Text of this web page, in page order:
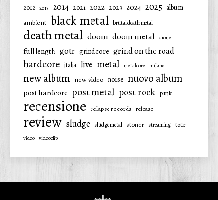
2012 2013 2014 2021 2022 2023 2024 2025 album
ambient black metal brutal death metal
death metal doom doom metal drone
full length gotr grindcore grind on the road
hardcore italia live metal metalcore milano
new album new video noise nuovo album
post hardcore post metal post rock punk
recensione relapse records release
review sludge sludge metal stoner streaming tour
video videoclip